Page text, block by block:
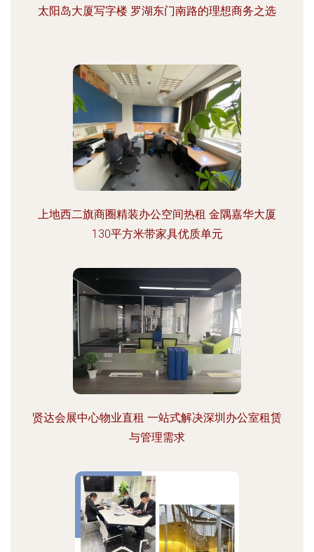
太阳岛大厦写字楼 罗湖东门南路的理想商务之选
上地西二旗商圈精装办公空间热租 金隅嘉华大厦
130平方米带家具优质单元
贤达会展中心物业直租 一站式解决深圳办公室租赁
与管理需求